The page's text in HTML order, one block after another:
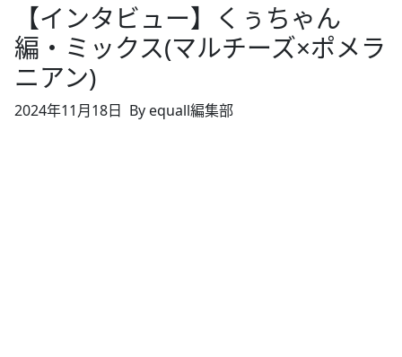
【インタビュー】くぅちゃん
編・ミックス(マルチーズ×ポメラ
ニアン)
2024年11月18日 By equall編集部